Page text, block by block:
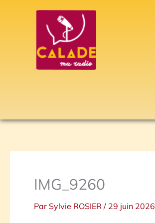
IMG_9260
Par Sylvie ROSIER / 29 juin 2026